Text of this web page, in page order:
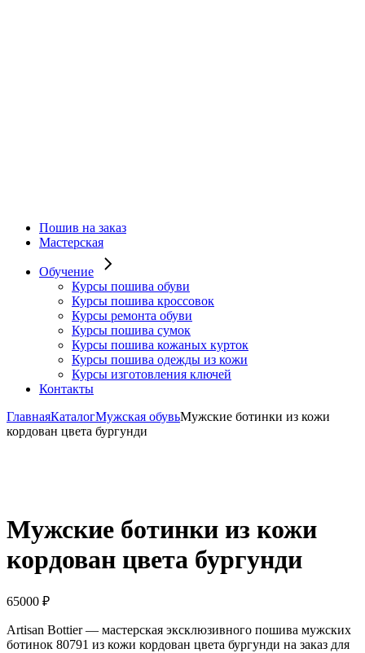
Пошив на заказ
Мастерская
Обучение
Курсы пошива обуви
Курсы пошива кроссовок
Курсы ремонта обуви
Курсы пошива сумок
Курсы пошива кожаных курток
Курсы пошива одежды из кожи
Курсы изготовления ключей
Контакты
ГлавнаяКаталогМужская обувьМужские ботинки из кожи
кордован цвета бургунди
Мужские ботинки из кожи
кордован цвета бургунди
65000 ₽
Artisan Bottier — мастерская эксклюзивного пошива мужских
ботинок 80791 из кожи кордован цвета бургунди на заказ для